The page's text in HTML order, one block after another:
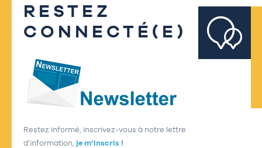
RESTEZ
CONNECTÉ(E)
Restez informé, inscrivez-vous à notre lettre
d’information, je m’inscris !